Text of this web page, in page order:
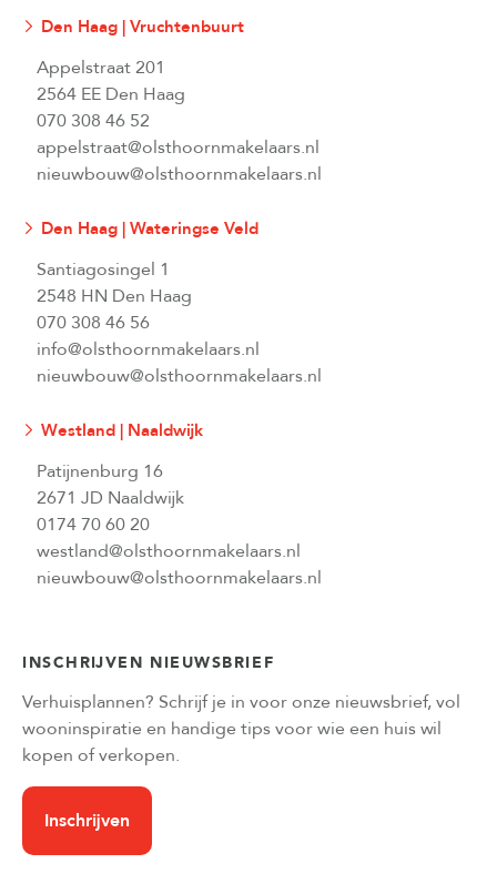
Den Haag | Vruchtenbuurt
Appelstraat 201
2564 EE Den Haag
070 308 46 52
appelstraat@olsthoornmakelaars.nl
nieuwbouw@olsthoornmakelaars.nl
Den Haag | Wateringse Veld
Santiagosingel 1
2548 HN Den Haag
070 308 46 56
info@olsthoornmakelaars.nl
nieuwbouw@olsthoornmakelaars.nl
Westland | Naaldwijk
Patijnenburg 16
2671 JD Naaldwijk
0174 70 60 20
westland@olsthoornmakelaars.nl
nieuwbouw@olsthoornmakelaars.nl
INSCHRIJVEN NIEUWSBRIEF
Verhuisplannen? Schrijf je in voor onze nieuwsbrief, vol
wooninspiratie en handige tips voor wie een huis wil
kopen of verkopen.
Inschrijven